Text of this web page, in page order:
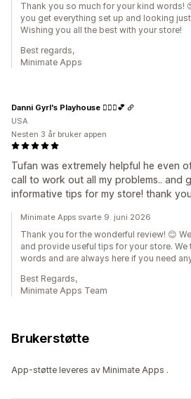
Thank you so much for your kind words!
you get everything set up and looking
Wishing you all the best with your store!
Best regards,
Minimate Apps
Tufan was extremely helpful he even
call to work out all my problems.. and
informative tips for my store! thank
Danni Gyrl's Playhouse 🤸🏾‍♀️💕
USA
Nesten 3 år bruker appen
Minimate Apps svarte 9. juni 2026
Thank you for the wonderful review! 😊
and provide useful tips for your store.
words and are always here if you need
Best Regards,
Minimate Apps Team
Brukerstøtte
App-støtte leveres av Minimate Apps .